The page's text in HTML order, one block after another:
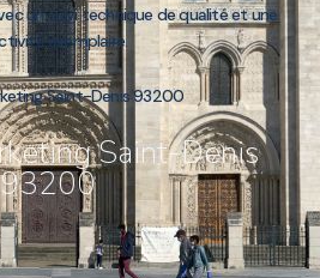
un suivi technique de qualité et une
exemplaire.
Saint-Denis 93200
Saint-Denis
93200